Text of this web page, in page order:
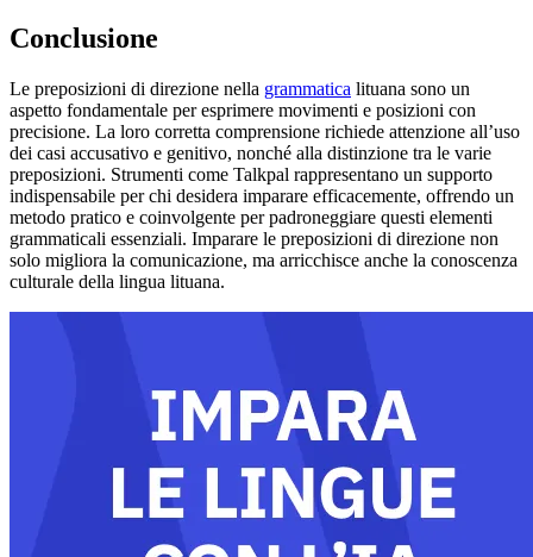
Conclusione
Le preposizioni di direzione nella grammatica lituana sono un
aspetto fondamentale per esprimere movimenti e posizioni con
precisione. La loro corretta comprensione richiede attenzione all’uso
dei casi accusativo e genitivo, nonché alla distinzione tra le varie
preposizioni. Strumenti come Talkpal rappresentano un supporto
indispensabile per chi desidera imparare efficacemente, offrendo un
metodo pratico e coinvolgente per padroneggiare questi elementi
grammaticali essenziali. Imparare le preposizioni di direzione non
solo migliora la comunicazione, ma arricchisce anche la conoscenza
culturale della lingua lituana.